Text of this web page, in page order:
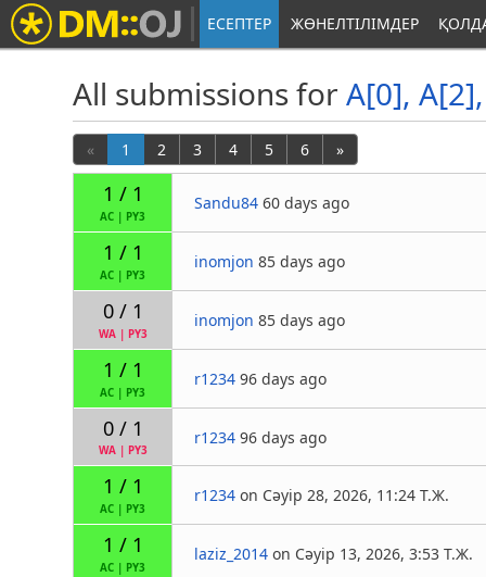
ЕСЕПТЕР ЖӨНЕЛТІЛІМДЕР
All submissions forA[0],
« 1 2 3 4 5 6 »
1 / 1
AC | PY3
Sandu84 60 days ago
1 / 1
AC | PY3
inomjon 85 days ago
0 / 1
WA| PY3
inomjon 85 days ago
1 / 1
AC | PY3
r1234 96 days ago
0 / 1
WA| PY3
r1234 96 days ago
1 / 1
AC PY3
r1234 on Сәуір 28, 2026, 11:24 Т.Ж.
1 / 1
AC PY3
laziz_2014 on Сәуір 13, 2026, 3:53 Т.Ж.